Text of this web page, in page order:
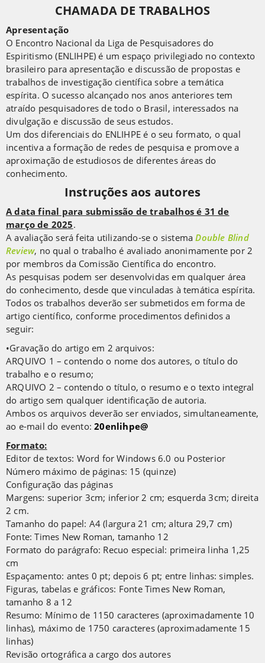
CHAMADA DE TRABALHOS
Apresentação
O Encontro Nacional da Liga de Pesquisadores do
Espiritismo (ENLIHPE) é um espaço privilegiado no contexto
brasileiro para apresentação e discussão de propostas e
trabalhos de investigação científica sobre a temática
espírita. O sucesso alcançado nos anos anteriores tem
atraído pesquisadores de todo o Brasil, interessados na
divulgação e discussão de seus estudos.
Um dos diferenciais do ENLIHPE é o seu formato, o qual
incentiva a formação de redes de pesquisa e promove a
aproximação de estudiosos de diferentes áreas do
conhecimento.
Instruções aos autores
A data final para submissão de trabalhos é 31 de
março de 2025.
A avaliação será feita utilizando-se o sistemaDouble Blind
Review, no qual o trabalho é avaliado anonimamente por 2
por membros da Comissão Científica do encontro.
As pesquisas podem ser desenvolvidas em qualquer área
do conhecimento, desde que vinculadas à temática espírita.
Todos os trabalhos deverão ser submetidos em forma de
artigo científico, conforme procedimentos definidos a
seguir:
•Gravação do artigo em 2 arquivos:
ARQUIVO 1 – contendo o nome dos autores, o título do
trabalho e o resumo;
ARQUIVO 2 – contendo o título, o resumo e o texto integral
do artigo sem qualquer identificação de autoria.
Ambos os arquivos deverão ser enviados, simultaneamente,
ao e-mail do evento:20enlihpe@
Formato:
Editor de textos: Word for Windows 6.0 ou Posterior
Número máximo de páginas: 15 (quinze)
Configuração das páginas
Margens: superior 3cm; inferior 2 cm; esquerda 3cm; direita
2 cm.
Tamanho do papel: A4 (largura 21 cm; altura 29,7 cm)
Fonte: Times New Roman, tamanho 12
Formato do parágrafo: Recuo especial: primeira linha 1,25
cm
Espaçamento: antes 0 pt; depois 6 pt; entre linhas: simples.
Figuras, tabelas e gráficos: Fonte Times New Roman,
tamanho 8 a 12
Resumo: Mínimo de 1150 caracteres (aproximadamente 10
linhas), máximo de 1750 caracteres (aproximadamente 15
linhas)
Revisão ortográfica a cargo dos autores